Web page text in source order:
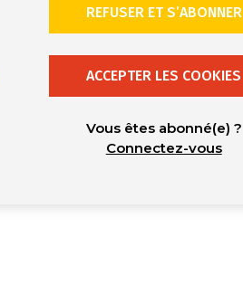
REFUSER ET S’ABONNER
ACCEPTER LES COOKIES
Vous êtes abonné(e) ?
Connectez-vous